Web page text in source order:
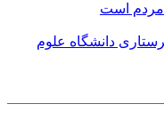
مردم است
دانشگاه علوم